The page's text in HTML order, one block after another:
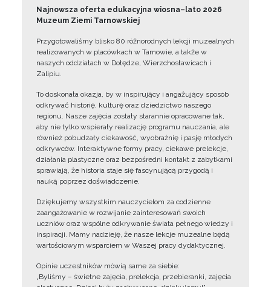
Najnowsza oferta edukacyjna wiosna–lato 2026
Muzeum Ziemi Tarnowskiej
Przygotowaliśmy blisko 80 różnorodnych lekcji muzealnych
realizowanych w placówkach w Tarnowie, a także w
naszych oddziałach w Dołędze, Wierzchosławicach i
Zalipiu.
To doskonała okazja, by w inspirujący i angażujący sposób
odkrywać historię, kulturę oraz dziedzictwo naszego
regionu. Nasze zajęcia zostały starannie opracowane tak,
aby nie tylko wspierały realizację programu nauczania, ale
również pobudzały ciekawość, wyobraźnię i pasję młodych
odkrywców. Interaktywne formy pracy, ciekawe prelekcje,
działania plastyczne oraz bezpośredni kontakt z zabytkami
sprawiają, że historia staje się fascynującą przygodą i
nauką poprzez doświadczenie.
Dziękujemy wszystkim nauczycielom za codzienne
zaangażowanie w rozwijanie zainteresowań swoich
uczniów oraz wspólne odkrywanie świata pełnego wiedzy i
inspiracji. Mamy nadzieję, że nasze lekcje muzealne będą
wartościowym wsparciem w Waszej pracy dydaktycznej.
Opinie uczestników mówią same za siebie:
„Byliśmy – świetne zajęcia, prelekcja, przebieranki, zajęcia